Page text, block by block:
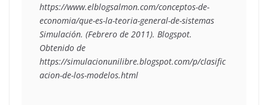
https://www.elblogsalmon.com/conceptos-de-
economia/que-es-la-teoria-general-de-sistemas
Simulación. (Febrero de 2011). Blogspot.
Obtenido de
https://simulacionunilibre.blogspot.com/p/clasific
acion-de-los-modelos.html